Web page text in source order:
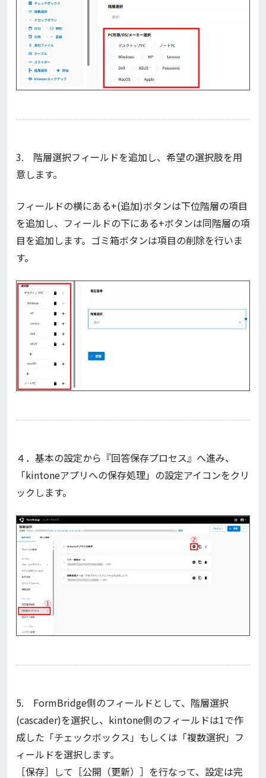
3. 階層選択フィールドを追加し、希望の選択肢を用
意します。
フィールドの横にある+(追加)ボタンは下位階層の項目
を追加し、フィールドの下にある+ボタンは同階層の項
目を追加します。ゴミ箱ボタンは項目の削除を行いま
す。
４．基本の設定から『回答保存プロセス』へ進み、
「kintoneアプリへの保存処理」の設定アイコンをクリ
ックします。
5. FormBridge側のフィールドとして、階層選択
(cascader)を選択し、kintone側のフィールドは1で作
成した「チェックボックス」もしくは「複数選択」フ
ィールドを選択します。
［保存］して［公開（更新）］を行なって、設定は完